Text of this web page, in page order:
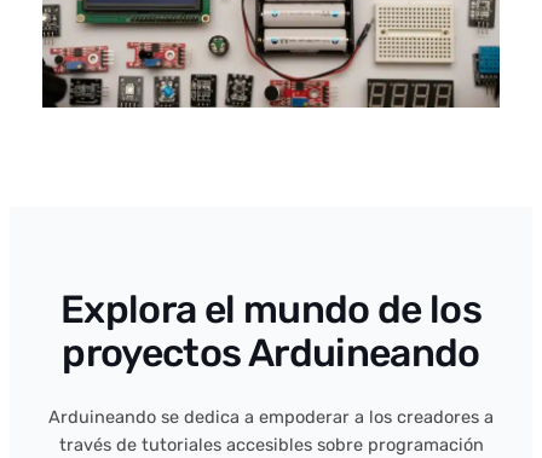
Explora el mundo de los
proyectos Arduineando
Arduineando se dedica a empoderar a los creadores a
través de tutoriales accesibles sobre programación